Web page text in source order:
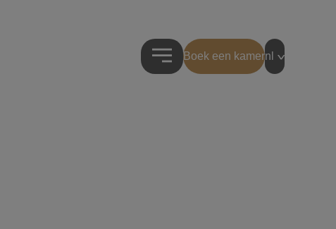
Boek een kamernl